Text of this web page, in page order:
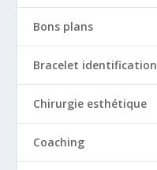
Bons plans
Bracelet identification
Chirurgie esthétique
Coaching